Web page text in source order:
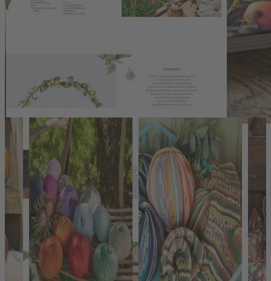
info@coppenrath.de
Das könnte Ihnen auch gefallen